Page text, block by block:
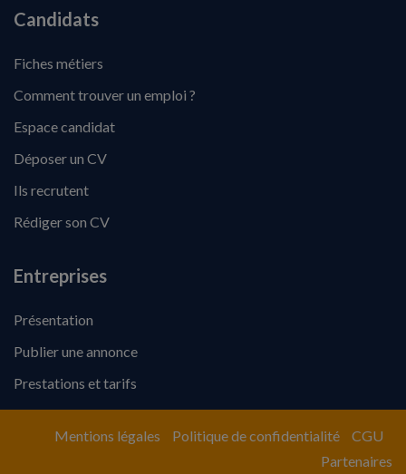
Candidats
Fiches métiers
Comment trouver un emploi ?
Espace candidat
Déposer un CV
Ils recrutent
Rédiger son CV
Entreprises
Présentation
Publier une annonce
Prestations et tarifs
Mentions légales Politique de confidentialité
CGU
Partenaires